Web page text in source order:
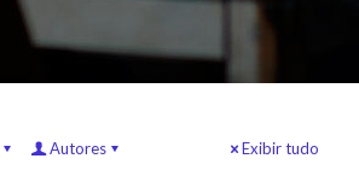
Autores Exibir tudo